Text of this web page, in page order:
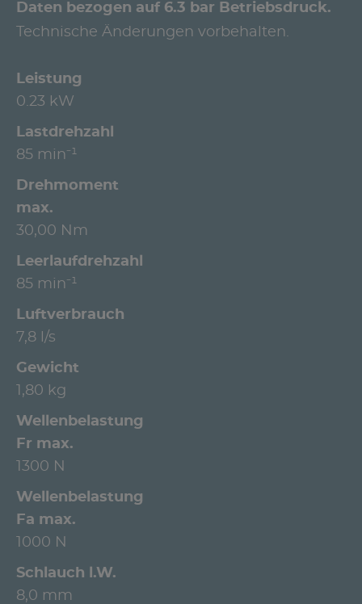
Daten bezogen auf 6.3 bar Betriebsdruck.
Technische Änderungen vorbehalten.
Leistung
0.23 kW
Lastdrehzahl
85 min⁻¹
Drehmoment
max.
30,00 Nm
Leerlaufdrehzahl
85 min⁻¹
Luftverbrauch
7,8 l/s
Gewicht
1,80 kg
Wellenbelastung
Fr max.
1300 N
Wellenbelastung
Fa max.
1000 N
Schlauch l.W.
8,0 mm